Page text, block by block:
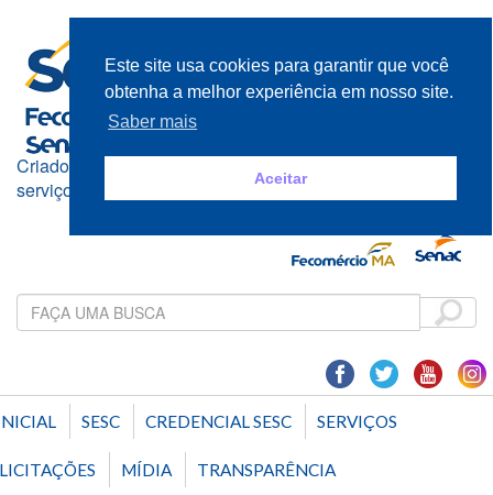
Criado e mantido pelos empresários do comércio de bens,
serviços e turismo
SESC CREDENCIAL SESC SERVIÇOS
LICITAÇÕES MÍDIA TRANSPARÊNCIA
Este site usa cookies para garantir que você
obtenha a melhor experiência em nosso site.
Saber mais
Aceitar